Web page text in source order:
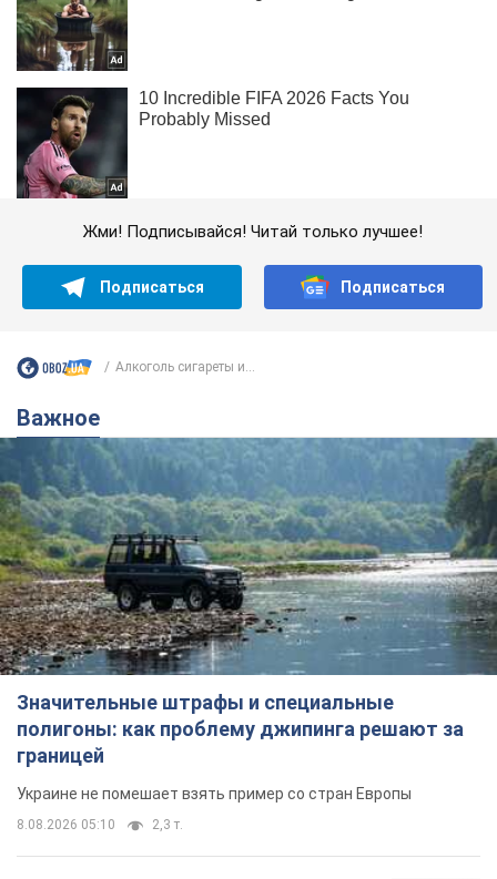
Жми! Подписывайся! Читай только лучшее!
Подписаться Подписаться
Алкоголь сигареты и...
Важное
Значительные штрафы и специальные
полигоны: как проблему джипинга решают за
границей
Украине не помешает взять пример со стран Европы
8.08.2026 05:10 2,3 т.